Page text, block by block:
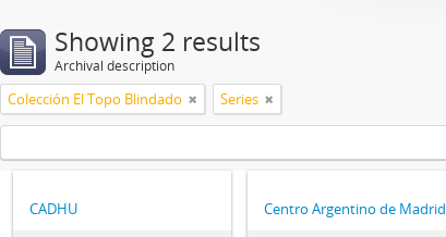
Showing 2 results
Archival description
Colección El Topo Blindado Series
CADHU Centro Argentino de Madrid